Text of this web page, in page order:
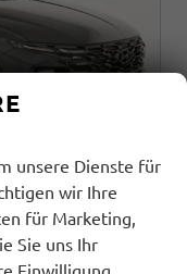
unsere Dienste für
wir Ihre
für Marketing,
Sie uns Ihr